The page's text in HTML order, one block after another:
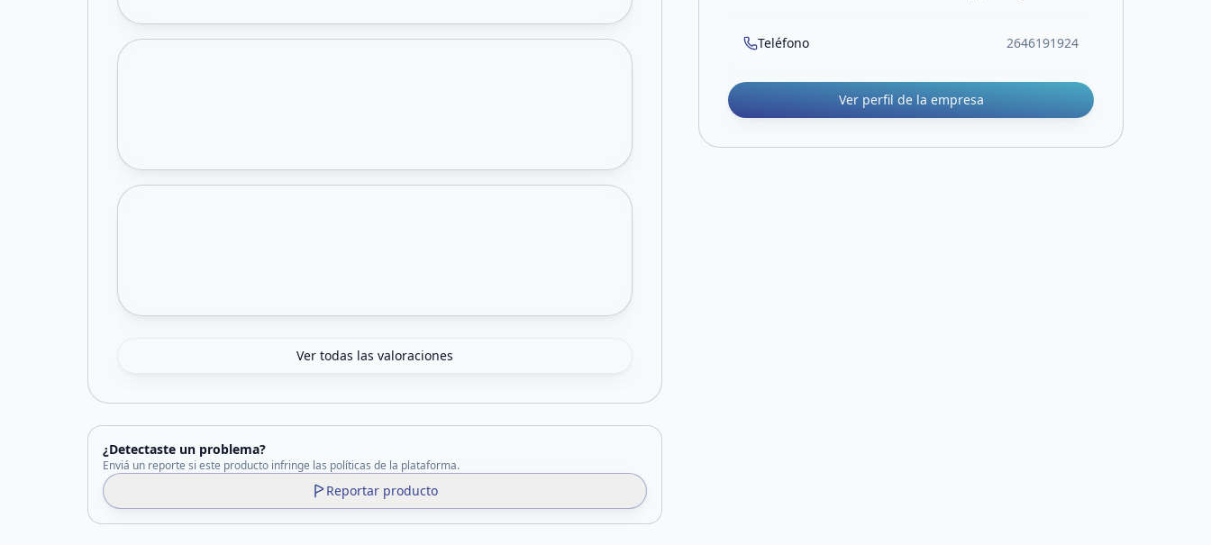
Ver todas las valoraciones
¿Detectaste un problema?
Enviá un reporte si este producto infringe las políticas de la plataforma.
Reportar producto
Teléfono 2646191924
Ver perfil de la empresa